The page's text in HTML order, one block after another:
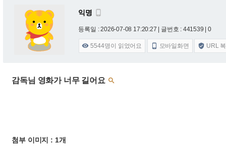
익명 
등록일 : 2026-07-08 17:20:27 | 글번호 : 441539 | 0
 5544명이 읽었어요  모바일화면  URL
감독님 영화가 너무 길어요 
첨부 이미지 : 1개